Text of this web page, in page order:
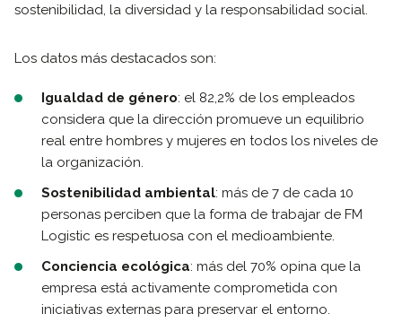
sostenibilidad, la diversidad y la responsabilidad social.
Los datos más destacados son:
Igualdad de género: el 82,2% de los empleados
considera que la dirección promueve un equilibrio
real entre hombres y mujeres en todos los niveles de
la organización.
Sostenibilidad ambiental: más de 7 de cada 10
personas perciben que la forma de trabajar de FM
Logistic es respetuosa con el medioambiente.
Conciencia ecológica: más del 70% opina que la
empresa está activamente comprometida con
iniciativas externas para preservar el entorno.